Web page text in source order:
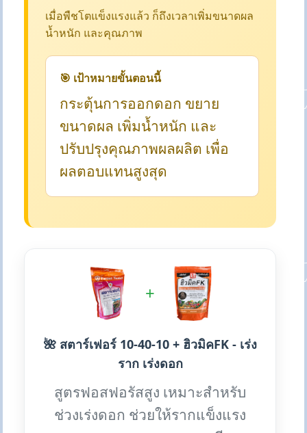
เมื่อพืชโตแข็งแรงแล้ว ก็ถึงเวลาเพิ่มขนาดผล
น้ำหนัก และคุณภาพ
🎯 เป้าหมายขั้นตอนนี้
กระตุ้นการออกดอก ขยาย
ขนาดผล เพิ่มน้ำหนัก และ
ปรับปรุงคุณภาพผลผลิต เพื่อ
ผลตอบแทนสูงสุด
+
🌺 สตาร์เฟอร์ 10-40-10 + ฮิวมิคFK - เร่ง
ราก เร่งดอก
สูตรฟอสฟอรัสสูง เหมาะสำหรับ
ช่วงเร่งดอก ช่วยให้รากแข็งแรง